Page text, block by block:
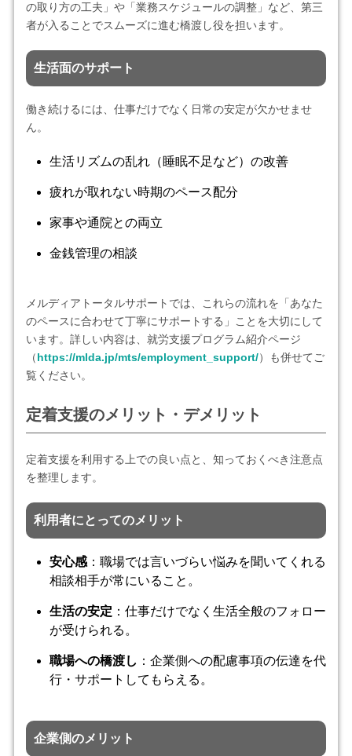
の取り方の工夫」や「業務スケジュールの調整」など、第三
者が入ることでスムーズに進む橋渡し役を担います。
生活面のサポート
働き続けるには、仕事だけでなく日常の安定が欠かせませ
ん。
生活リズムの乱れ（睡眠不足など）の改善
疲れが取れない時期のペース配分
家事や通院との両立
金銭管理の相談
メルディアトータルサポートでは、これらの流れを「あなた
のペースに合わせて丁寧にサポートする」ことを大切にして
います。詳しい内容は、就労支援プログラム紹介ページ
（https://mlda.jp/mts/employment_support/）も併せてご
覧ください。
定着支援のメリット・デメリット
定着支援を利用する上での良い点と、知っておくべき注意点
を整理します。
利用者にとってのメリット
安心感：職場では言いづらい悩みを聞いてくれる
相談相手が常にいること。
生活の安定 ：仕事だけでなく生活全般のフォロー
が受けられる。
職場への橋渡し ：企業側への配慮事項の伝達を代
行・サポートしてもらえる。
企業側のメリット